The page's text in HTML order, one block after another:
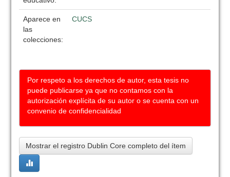
Aparece en
las
colecciones:
CUCS
Por respeto a los derechos de autor, esta tesis no
puede publicarse ya que no contamos con la
autorización explícita de su autor o se cuenta con un
convenio de confidencialidad
Mostrar el registro Dublin Core completo del ítem